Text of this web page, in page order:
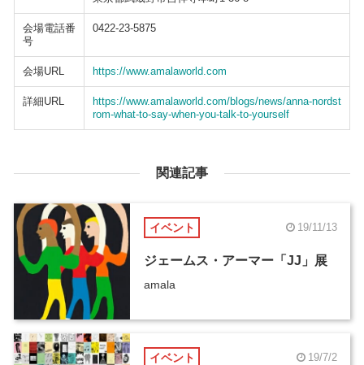
会場電話番
号
0422-23-5875
会場URL https://www.amalaworld.com
詳細URL
https://www.amalaworld.com/blogs/news/anna-nordst
rom-what-to-say-when-you-talk-to-yourself
関連記事
イベント 19/11/13
ジェームス・アーマー「JJ」展
amala
イベント 19/7/2